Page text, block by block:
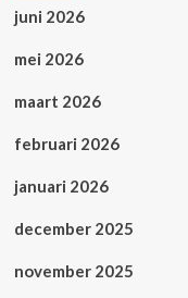
juni 2026
mei 2026
maart 2026
februari 2026
januari 2026
december 2025
november 2025